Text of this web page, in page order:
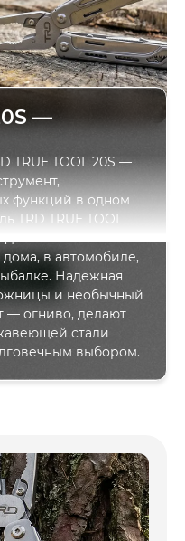
—
TRUE TOOL 20S —
функций в одном
TRD TRUE TOOL
в автомобиле,
Надёжная
и необычный
— огниво, делают
стали
выбором.